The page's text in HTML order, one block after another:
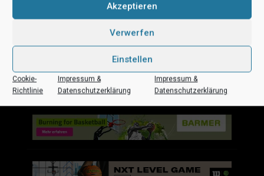
Akzeptieren
Verwerfen
Einstellen
Cookie-
Richtlinie
Impressum &
Datenschutzerklärung
Impressum &
Datenschutzerklärung
Uni Baskets auf Social Media
Impressum Datenschutz Kontakt Sponsoren